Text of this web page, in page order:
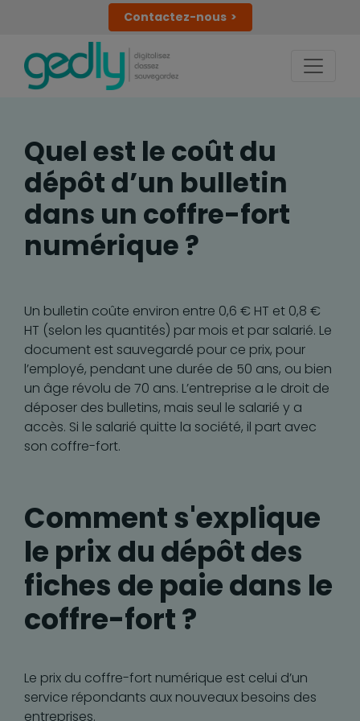
Contactez-nous
Quel est le coût du
dépôt d’un bulletin
dans un coffre-fort
numérique ?
Un bulletin coûte environ entre 0,6 € HT et 0,8 €
HT (selon les quantités) par mois et par salarié. Le
document est sauvegardé pour ce prix, pour
l’employé, pendant une durée de 50 ans, ou bien
un âge révolu de 70 ans. L’entreprise a le droit de
déposer des bulletins, mais seul le salarié y a
accès. Si le salarié quitte la société, il part avec
son coffre-fort.
Comment s'explique
le prix du dépôt des
fiches de paie dans le
coffre-fort ?
Le prix du coffre-fort numérique est celui d’un
service répondants aux nouveaux besoins des
entreprises.